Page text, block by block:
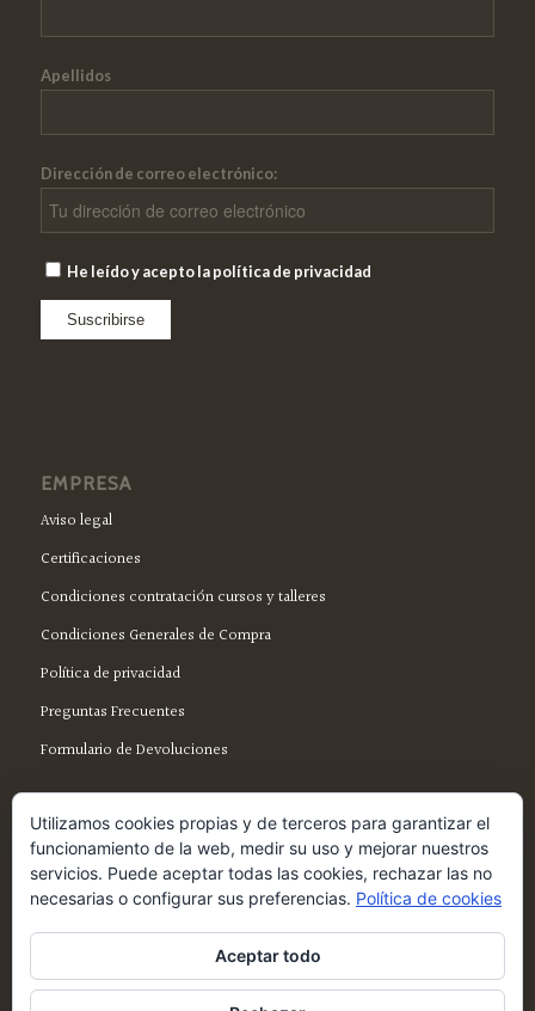
Apellidos
Dirección de correo electrónico:
He leído y acepto la política de privacidad
EMPRESA
Aviso legal
Certificaciones
Condiciones contratación cursos y talleres
Condiciones Generales de Compra
Política de privacidad
Preguntas Frecuentes
Formulario de Devoluciones
SÍGUENOS EN FACEBOOK
Utilizamos cookies propias y de terceros para garantizar el
funcionamiento de la web, medir su uso y mejorar nuestros
servicios. Puede aceptar todas las cookies, rechazar las no
necesarias o configurar sus preferencias. Política de cookies
Aceptar todo